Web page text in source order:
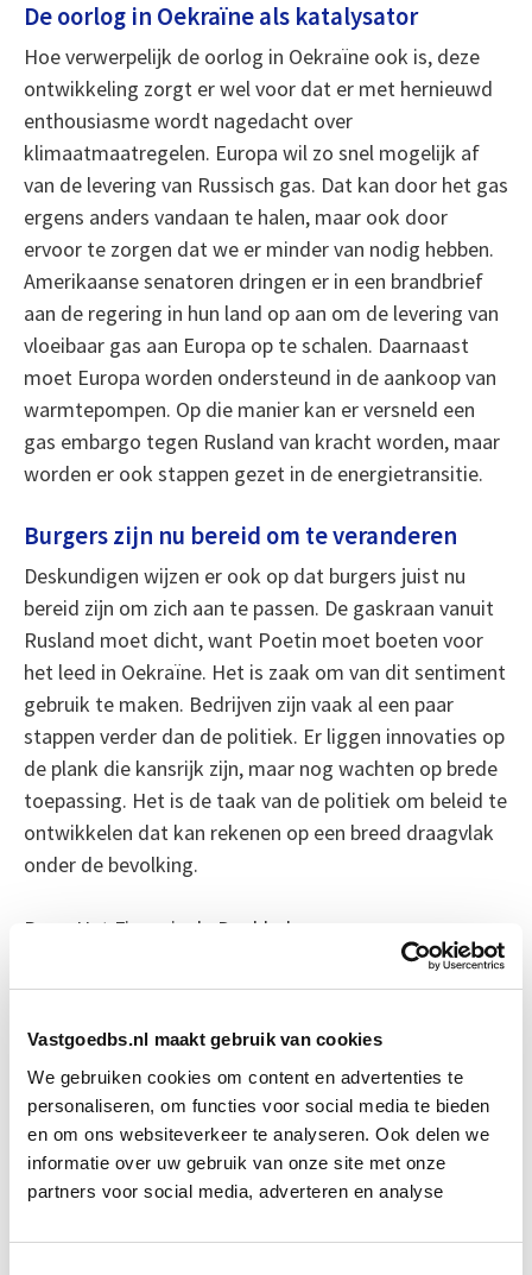
Vastgoedbs.nl maakt gebruik van cookies
We gebruiken cookies om content en advertenties te
personaliseren, om functies voor social media te bieden
en om ons websiteverkeer te analyseren. Ook delen we
informatie over uw gebruik van onze site met onze
partners voor social media, adverteren en analyse
De oorlog in Oekraïne als katalysator
Hoe verwerpelijk de oorlog in Oekraïne ook is, deze
ontwikkeling zorgt er wel voor dat er met hernieuwd
enthousiasme wordt nagedacht over
klimaatmaatregelen. Europa wil zo snel mogelijk af
van de levering van Russisch gas. Dat kan door het gas
ergens anders vandaan te halen, maar ook door
ervoor te zorgen dat we er minder van nodig hebben.
Amerikaanse senatoren dringen er in een brandbrief
aan de regering in hun land op aan om de levering van
vloeibaar gas aan Europa op te schalen. Daarnaast
moet Europa worden ondersteund in de aankoop van
warmtepompen. Op die manier kan er versneld een
gas embargo tegen Rusland van kracht worden, maar
worden er ook stappen gezet in de energietransitie.
Burgers zijn nu bereid om te veranderen
Deskundigen wijzen er ook op dat burgers juist nu
bereid zijn om zich aan te passen. De gaskraan vanuit
Rusland moet dicht, want Poetin moet boeten voor
het leed in Oekraïne. Het is zaak om van dit sentiment
gebruik te maken. Bedrijven zijn vaak al een paar
stappen verder dan de politiek. Er liggen innovaties op
de plank die kansrijk zijn, maar nog wachten op brede
toepassing. Het is de taak van de politiek om beleid te
ontwikkelen dat kan rekenen op een breed draagvlak
onder de bevolking.
Bron: Het Financieele Dagblad
Boeiend verhaal? Duik dan eens
in deze opleidingen:
Verduurzaming Vastgoed en
Start di 8
sep
Circulair Bouwen Start do 24 sep